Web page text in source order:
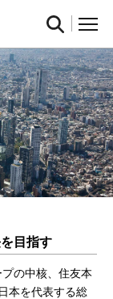
目指す
の中核、住友本
本を代表する総